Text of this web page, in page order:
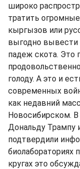
широко
тратить
кыргызов или
выгодно вывести
падеж скота. Это
голоду. А это и
современных
как недавний
Новосибирском. В
Дональду Трампу
подтвердили
биолабораториях
кругах это